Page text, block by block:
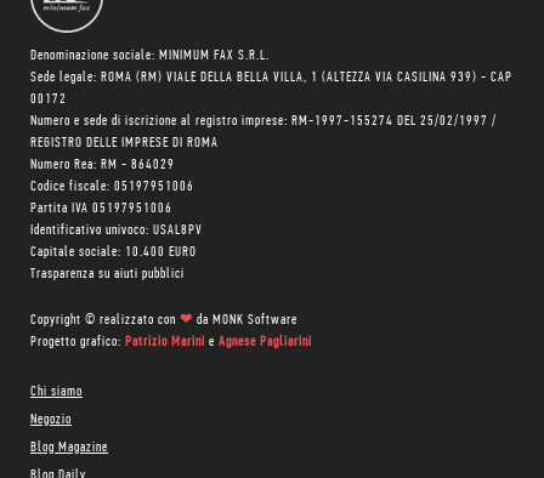
Denominazione sociale: MINIMUM FAX S.R.L.
Sede legale: ROMA (RM) VIALE DELLA BELLA VILLA, 1 (ALTEZZA VIA CASILINA 939) - CAP
00172
Numero e sede di iscrizione al registro imprese: RM-1997-155274 DEL 25/02/1997 /
REGISTRO DELLE IMPRESE DI ROMA
Numero Rea: RM - 864029
Codice fiscale: 05197951006
Partita IVA 05197951006
Identificativo univoco: USAL8PV
Capitale sociale: 10.400 EURO
Trasparenza su aiuti pubblici
Copyright © realizzato con ❤ da MONK Software
Progetto grafico: Patrizio Marini e Agnese Pagliarini
Chi siamo
Negozio
Blog Magazine